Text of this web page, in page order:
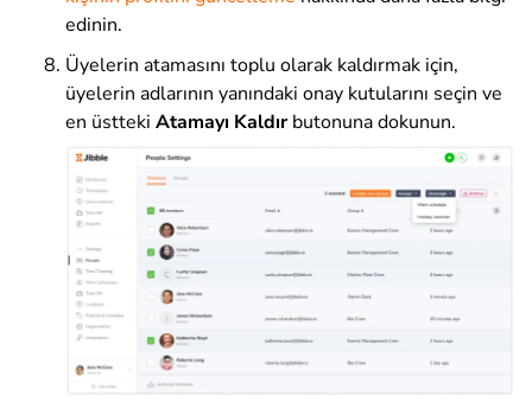
edinin.
Üyelerin atamasını toplu olarak kaldırmak için,
üyelerin adlarının yanındaki onay kutularını seçin ve
en üstteki Atamayı Kaldırbutonuna dokunun.